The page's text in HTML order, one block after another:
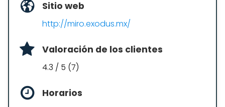
Sitio web
http://miro.exodus.mx/
Valoración de los clientes
4.3 / 5 (7)
Horarios